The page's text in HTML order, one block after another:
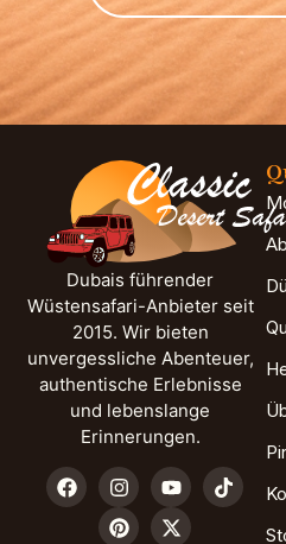
Dubais führender
Wüstensafari-Anbieter seit
2015. Wir bieten
unvergessliche Abenteuer,
authentische Erlebnisse
und lebenslange
Erinnerungen.